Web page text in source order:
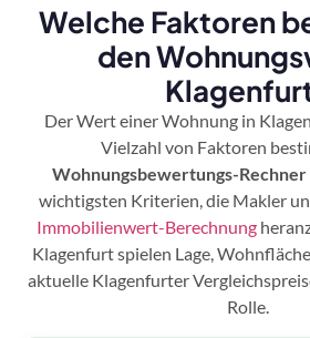
Welche Faktoren
den
Der Wert einer Wohnung in
Vielzahl von Faktoren
Wohnungsbewertungs-Rechner
wichtigsten Kriterien, die Makler
Immobilienwert-Berechnung
Klagenfurt spielen Lage,
aktuelle Klagenfurter
Rolle.